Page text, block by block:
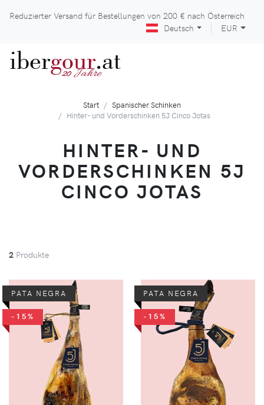
Reduzierter Versand für Bestellungen von 200 € nach Österreich
Deutsch
EUR
ibergour
20 Jahre.at
Start
Spanischer Schinken
Hinter- und Vorderschinken 5J Cinco Jotas
HINTER- UND
VORDERSCHINKEN 5J
CINCO JOTAS
2 Produkte
PATA NEGRA
-15%
PATA NEGRA
-15%